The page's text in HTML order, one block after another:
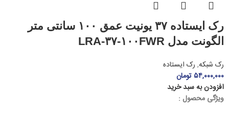
رک ایستاده ۳۷ یونیت عمق ۱۰۰ سانتی متر
الگونت مدل LRA-۳۷-۱۰۰FWR
رک شبکه, رک ایستاده
۵۴,۰۰۰,۰۰۰تومان
افزودن به سبد خرید
ویژگی محصول :